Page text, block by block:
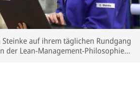
Steinke auf ihrem täglichen Rundgang
der Lean-Management-Philosophie